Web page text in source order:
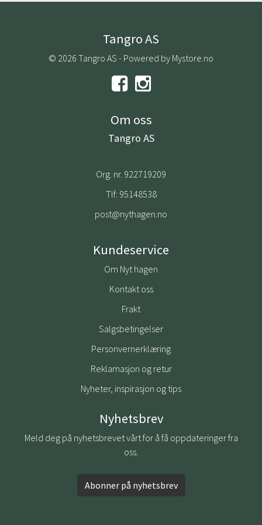
Tangro AS
© 2026 Tangro AS - Powered by Mystore.no
Om oss
Tangro AS
Org. nr. 922719209
Tlf: 95148538
post@nythagen.no
Kundeservice
Om Nyt hagen
Kontakt oss
Frakt
Salgsbetingelser
Personvernerklæring
Reklamasjon og retur
Nyheter, inspirasjon og tips
Nyhetsbrev
Meld deg på nyhetsbrevet vårt for å få oppdateringer fra
oss.
Abonner på nyhetsbrev